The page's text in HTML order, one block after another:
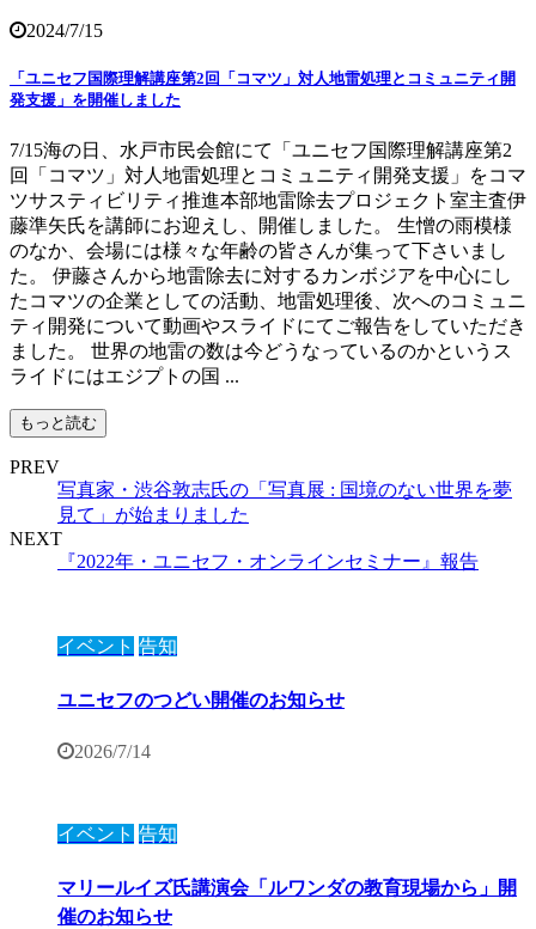
2024/7/15
「ユニセフ国際理解講座第2回「コマツ」対人地雷処理とコミュニティ開
発支援」を開催しました
7/15海の日、水戸市民会館にて「ユニセフ国際理解講座第2
回「コマツ」対人地雷処理とコミュニティ開発支援」をコマ
ツサスティビリティ推進本部地雷除去プロジェクト室主査伊
藤準矢氏を講師にお迎えし、開催しました。 生憎の雨模様
のなか、会場には様々な年齢の皆さんが集って下さいまし
た。 伊藤さんから地雷除去に対するカンボジアを中心にし
たコマツの企業としての活動、地雷処理後、次へのコミュニ
ティ開発について動画やスライドにてご報告をしていただき
ました。 世界の地雷の数は今どうなっているのかというス
ライドにはエジプトの国 ...
もっと読む
PREV
写真家・渋谷敦志氏の「写真展 : 国境のない世界を夢
見て」が始まりました
NEXT
『2022年・ユニセフ・オンラインセミナー』報告
イベント 告知
ユニセフのつどい開催のお知らせ
2026/7/14
イベント 告知
マリールイズ氏講演会「ルワンダの教育現場から」開
催のお知らせ